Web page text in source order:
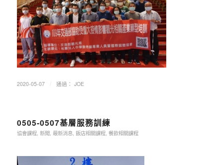
2020-05-07 通過： JOE
0505-0507基層服務訓練
協會課程, 新聞, 最新消息, 飯店相關課程, 餐飲相關課程